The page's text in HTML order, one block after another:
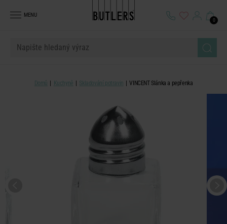
MENU
0
Domů Kuchyně Skladování potravin VINCENT Slánka a pepřenka